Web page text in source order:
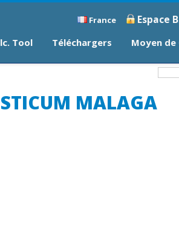
France Espace
Tool Téléchargers Moyen
MALAGA